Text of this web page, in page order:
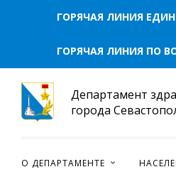
ГОРЯЧАЯ ЛИНИЯ
ГОРЯЧАЯ ЛИНИЯ ПО
Департамент
города
О ДЕПАРТАМЕНТЕ
ПРОТИВОДЕЙСТВИЕ
ВАЖНОЕ